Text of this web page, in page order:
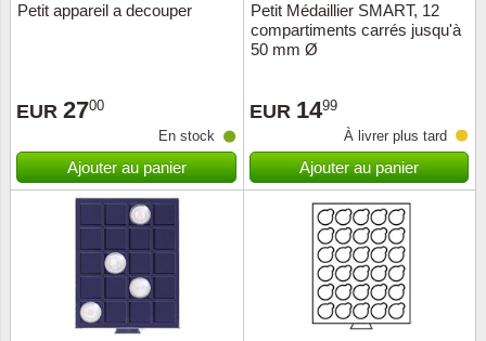
Petit appareil a decouper
EUR 2700
En stock
Ajouter au panier
Petit Médaillier SMART, 12
compartiments carrés jusqu'à
50 mm Ø
EUR 1499
À livrer plus tard
Ajouter au panier
Japon
Malte